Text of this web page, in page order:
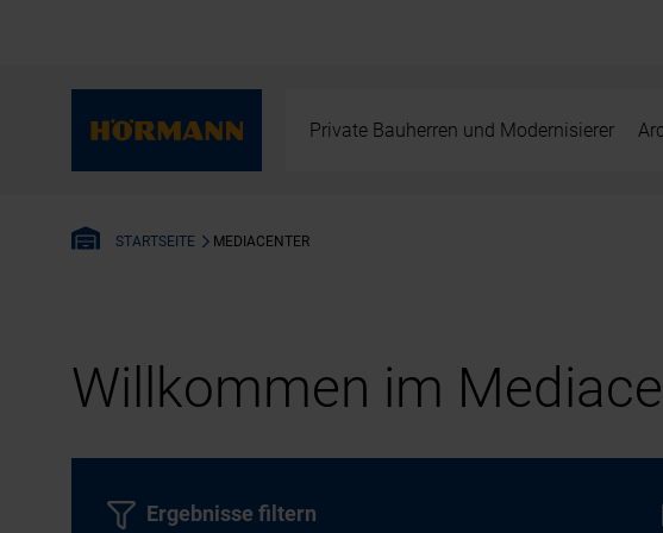
Private Bauherren und Modernisierer
STARTSEITE MEDIACENTER
Willkommen im
Ergebnisse filtern